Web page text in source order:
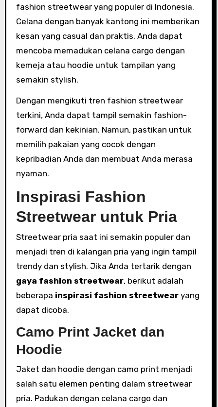
fashion streetwear yang populer di Indonesia.
Celana dengan banyak kantong ini memberikan
kesan yang casual dan praktis. Anda dapat
mencoba memadukan celana cargo dengan
kemeja atau hoodie untuk tampilan yang
semakin stylish.
Dengan mengikuti tren fashion streetwear
terkini, Anda dapat tampil semakin fashion-
forward dan kekinian. Namun, pastikan untuk
memilih pakaian yang cocok dengan
kepribadian Anda dan membuat Anda merasa
nyaman.
Inspirasi Fashion
Streetwear untuk Pria
Streetwear pria saat ini semakin populer dan
menjadi tren di kalangan pria yang ingin tampil
trendy dan stylish. Jika Anda tertarik dengan
gaya fashion streetwear, berikut adalah
beberapa inspirasi fashion streetwearyang
dapat dicoba.
Camo Print Jacket dan
Hoodie
Jaket dan hoodie dengan camo print menjadi
salah satu elemen penting dalam streetwear
pria. Padukan dengan celana cargo dan